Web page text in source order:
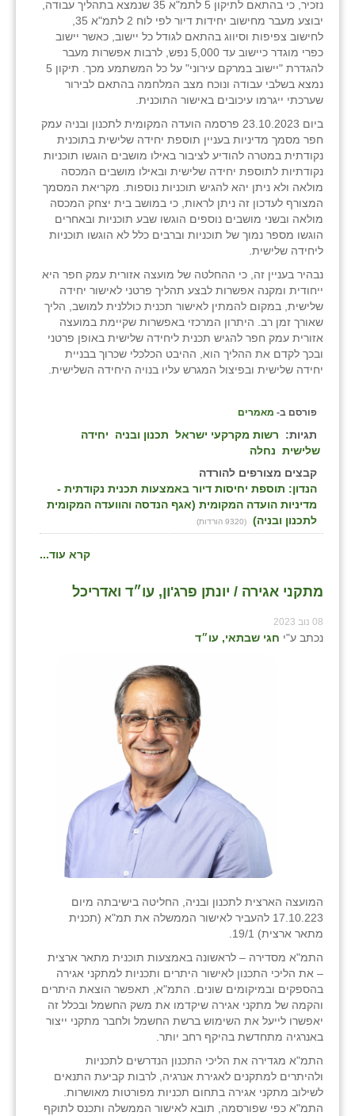
נזכיר, כי בהתאם לתיקון 5 לתמ"א 35 שנמצא בתהליך עבודה,
יבוצע מעבר מחישוב יחידות דיור לפי לוח 2 לתמ"א 35,
לחישוב צפיפות וסיווג בהתאם לגודל כל יישוב, כאשר יישוב
כפרי מוגדר כיישוב עד 5,000 נפש, לרבות אפשרות מעבר
להגדרת "יישוב במרקם עירוני" על כל המשתמע מכך. תיקון 5
נמצא בשלבי עבודה ונוכח מצב המלחמה בהתאם לבירור
שערכתי ייגרמו עיכובים באישור התוכנית.
ביום 23.10.2023 פרסמה הועדה המקומית לתכנון ובניה עמק
חפר מסמך מדיניות בעניין תוספת יחידה שלישית בתוכנית
נקודתית במטרה להודיע לציבור באילו מושבים הוגשו תוכניות
נקודתיות לתוספת יחידה שלישית ובאילו מושבים המכסה
מולאה ולא ניתן יהא להגיש תוכניות נוספות. מקריאת המסמך
המצורף לעדכון זה ניתן לראות, כי במושב בית יצחק המכסה
מולאה ובשני מושבים נוספים הוגשו שבע תוכניות ובאחרים
הוגשו מספר נמוך של תוכניות וברבים כלל לא הוגשו תוכניות
ליחידה שלישית.
נבהיר בעניין זה, כי ההחלטה של מועצה אזורית עמק חפר היא
ייחודית ומקנה אפשרות לבצע תהליך פרטני לאישור יחידה
שלישית, במקום להמתין לאישור תכנית כוללנית למושב, הליך
שאורך זמן רב. היתרון המרכזי באפשרות שקיימת במועצה
אזורית עמק חפר להגיש תכנית ליחידה שלישית באופן פרטני
ובכך לקדם את ההליך הוא, ההיבט הכלכלי שכרוך בבניית
יחידה שלישית ובפיצול המגרש עליו בנויה היחידה השלישית.
פורסם ב- מאמרים
תגיות: רשות מקרקעי ישראל תכנון ובניה
יחידה
שלישית נחלה
קבצים מצורפים להורדה
הנדון: תוספת יחיסות דיור באמצעות תכנית נקודתית -
מדיניות הועדה המקומית (אגף הנדסה והוועדה המקומית
לתכנון ובניה)
(9320 הורדות)
קרא עוד...
מתקני אגירה / יונתן פרג'ון, עו״ד ואדריכל
08 נוב 2023
נכתב ע"י חגי שבתאי, עו״ד
המועצה הארצית לתכנון ובניה, החליטה בישיבתה מיום
17.10.223 להעביר לאישור הממשלה את תמ"א (תכנית
מתאר ארצית) 19/1.
התמ"א מסדירה – לראשונה באמצעות תוכנית מתאר ארצית
– את הליכי התכנון לאישור היתרים ותכניות למתקני אגירה
בהספקים ובמיקומים שונים. התמ"א, תאפשר הוצאת היתרים
והקמה של מתקני אגירה שיקדמו את משק החשמל ובכלל זה
יאפשרו לייעל את השימוש ברשת החשמל ולחבר מתקני ייצור
באנרגיה מתחדשת בהיקף רחב יותר.
התמ"א מגדירה את הליכי התכנון הנדרשים לתכניות
ולהיתרים למתקנים לאגירת אנרגיה, לרבות קביעת התנאים
לשילוב מתקני אגירה בתחום תכניות מפורטות מאושרות.
התמ"א כפי שפורסמה, תובא לאישור הממשלה ותכנס לתוקף